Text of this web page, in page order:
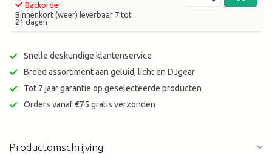
Backorder
Binnenkort (weer) leverbaar 7 tot
21 dagen
Snelle deskundige klantenservice
Breed assortiment aan geluid, licht en DJgear
Tot 7 jaar garantie op geselecteerde producten
Orders vanaf €75 gratis verzonden
Productomschrijving